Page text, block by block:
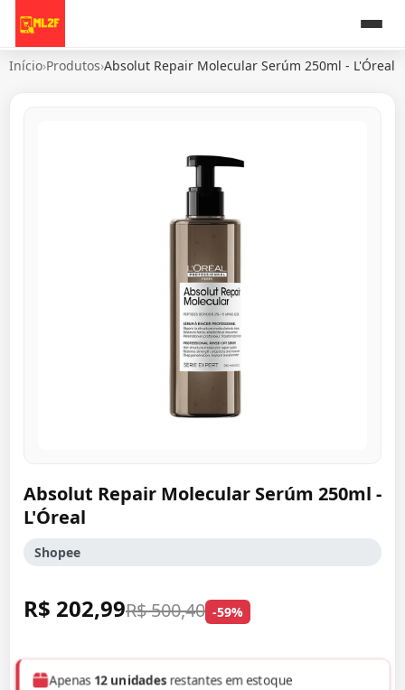
Início›Produtos›Absolut Repair Molecular Serúm 250ml - L'Óreal
Absolut Repair Molecular Serúm 250ml -
L'Óreal
Shopee
R$ 202,99R$ 500,40 -59%
Apenas 12 unidadesrestantes em estoque